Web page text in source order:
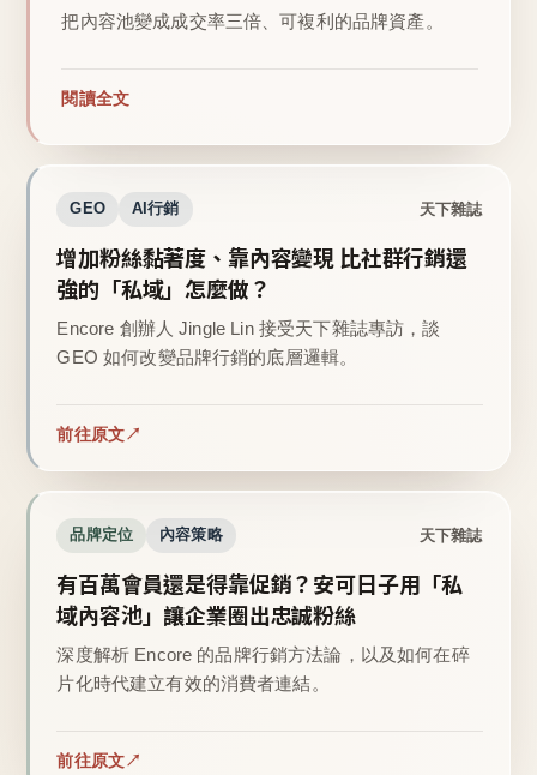
把內容池變成成交率三倍、可複利的品牌資產。
閱讀全文
GEO AI行銷 天下雜誌
增加粉絲黏著度、靠內容變現 比社群行銷還
強的「私域」怎麼做？
Encore 創辦人 Jingle Lin 接受天下雜誌專訪，談
GEO 如何改變品牌行銷的底層邏輯。
前往原文
品牌定位 內容策略 天下雜誌
有百萬會員還是得靠促銷？安可日子用「私
域內容池」讓企業圈出忠誠粉絲
深度解析 Encore 的品牌行銷方法論，以及如何在碎
片化時代建立有效的消費者連結。
前往原文